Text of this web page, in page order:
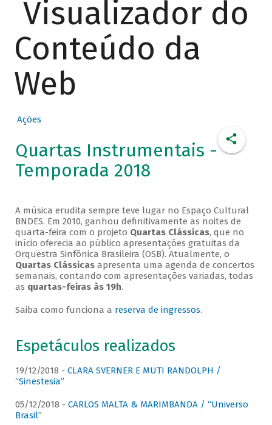
Visualizador do
Conteúdo da
Web
Ações
Quartas Instrumentais -
Temporada 2018
A música erudita sempre teve lugar no Espaço Cultural
BNDES. Em 2010, ganhou definitivamente as noites de
quarta-feira com o projeto Quartas Clássicas, que no
início oferecia ao público apresentações gratuitas da
Orquestra Sinfônica Brasileira (OSB). Atualmente, o
Quartas Clássicasapresenta uma agenda de concertos
semanais, contando com apresentações variadas, todas
as quartas-feiras às 19h.
Saiba como funciona a reserva de ingressos.
Espetáculos realizados
19/12/2018 - CLARA SVERNER E MUTI RANDOLPH /
“Sinestesia”
05/12/2018 - CARLOS MALTA & MARIMBANDA / “Universo
Brasil”